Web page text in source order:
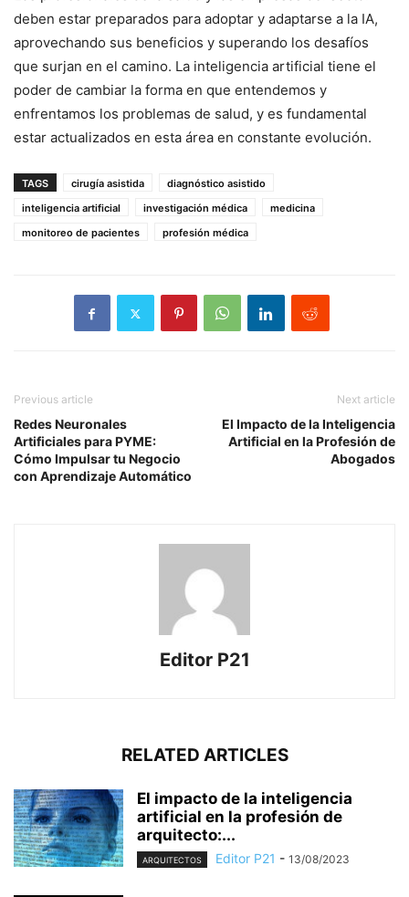
deben estar preparados para adoptar y adaptarse a la IA,
aprovechando sus beneficios y superando los desafíos
que surjan en el camino. La inteligencia artificial tiene el
poder de cambiar la forma en que entendemos y
enfrentamos los problemas de salud, y es fundamental
estar actualizados en esta área en constante evolución.
TAGS cirugía asistida
diagnóstico asistido
inteligencia artificial
investigación médica
medicina
monitoreo de pacientes
profesión médica
Previous article
Redes Neuronales
Artificiales para PYME:
Cómo Impulsar tu Negocio
con Aprendizaje Automático
Next article
El Impacto de la Inteligencia
Artificial en la Profesión de
Abogados
Editor P21
RELATED ARTICLES
El impacto de la inteligencia
artificial en la profesión de
arquitecto:...
ARQUITECTOS Editor P21 - 13/08/2023